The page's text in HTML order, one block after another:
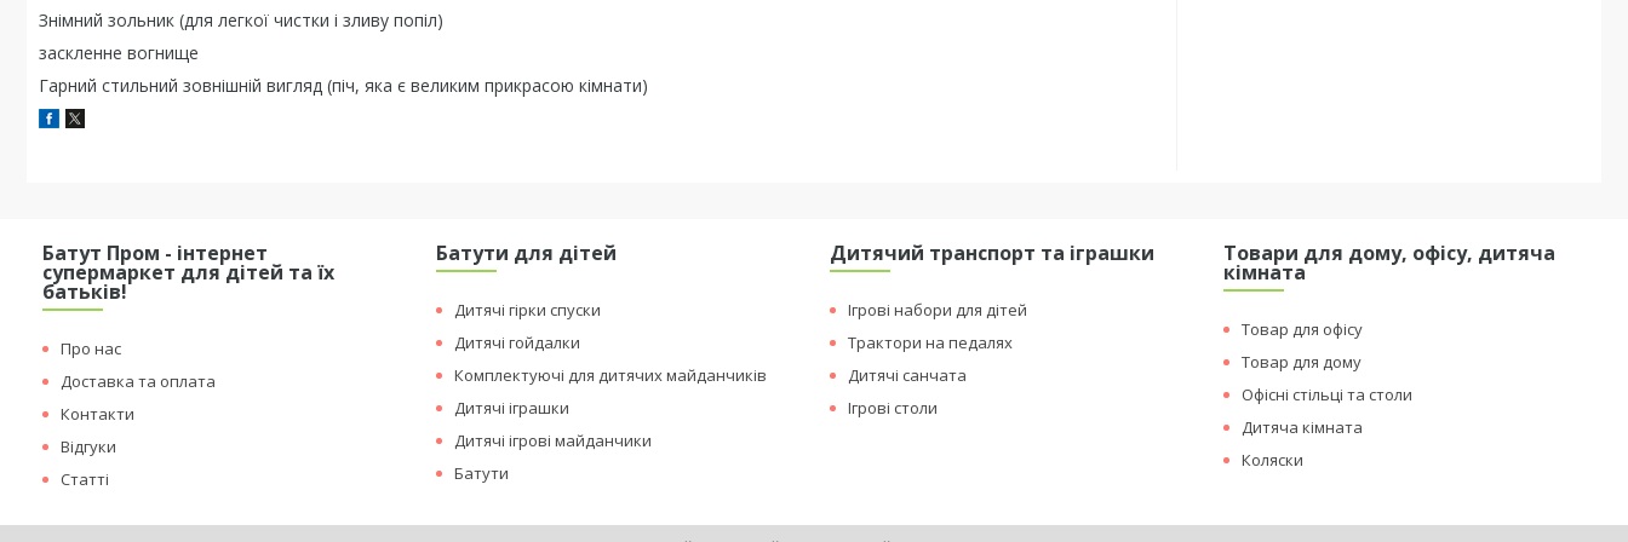
Знімний зольник (для легкої чистки і зливу попіл)
заскленне вогнище
Гарний стильний зовнішній вигляд (піч, яка є великим прикрасою кімнати)
Батут Пром - інтернет
супермаркет для дітей та їх
батьків!
Про нас
Доставка та оплата
Контакти
Відгуки
Статті
Батути для дітей
Дитячі гірки спуски
Дитячі гойдалки
Комплектуючі для дитячих майданчиків
Дитячі іграшки
Дитячі ігрові майданчики
Батути
Дитячий транспорт та іграшки
Ігрові набори для дітей
Трактори на педалях
Дитячі санчата
Ігрові столи
Товари для дому, офісу, дитяча
кімната
Товар для офісу
Товар для дому
Офісні стільці та столи
Дитяча кімната
Коляски